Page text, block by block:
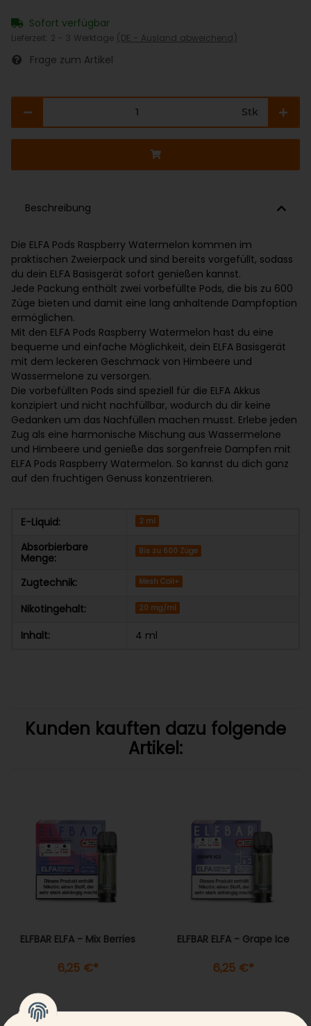
Sofort verfügbar
Lieferzeit: 2 - 3 Werktage (DE - Ausland abweichend)
Frage zum Artikel
Stk
Beschreibung
Die ELFA Pods Raspberry Watermelon kommen im
praktischen Zweierpack und sind bereits vorgefüllt, sodass
du dein ELFA Basisgerät sofort genießen kannst.
Jede Packung enthält zwei vorbefüllte Pods, die bis zu 600
Züge bieten und damit eine lang anhaltende Dampfoption
ermöglichen.
Mit den ELFA Pods Raspberry Watermelon hast du eine
bequeme und einfache Möglichkeit, dein ELFA Basisgerät
mit dem leckeren Geschmack von Himbeere und
Wassermelone zu versorgen.
Die vorbefüllten Pods sind speziell für die ELFA Akkus
konzipiert und nicht nachfüllbar, wodurch du dir keine
Gedanken um das Nachfüllen machen musst. Erlebe jeden
Zug als eine harmonische Mischung aus Wassermelone
und Himbeere und genieße das sorgenfreie Dampfen mit
ELFA Pods Raspberry Watermelon. So kannst du dich ganz
auf den fruchtigen Genuss konzentrieren.
E-Liquid: 2 ml
Absorbierbare
Menge:
Bis zu 600 Züge
Zugtechnik: Mesh Coil+
Nikotingehalt: 20 mg/ml
Inhalt: 4 ml
Kunden kauften dazu folgende
Artikel:
ELFBAR ELFA - Mix Berries
6,25 €*
ELFBAR ELFA - Grape Ice
6,25 €*